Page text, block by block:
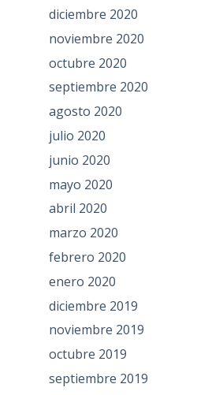
diciembre 2020
noviembre 2020
octubre 2020
septiembre 2020
agosto 2020
julio 2020
junio 2020
mayo 2020
abril 2020
marzo 2020
febrero 2020
enero 2020
diciembre 2019
noviembre 2019
octubre 2019
septiembre 2019